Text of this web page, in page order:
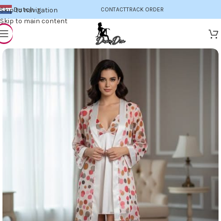
Skip to navigation
Skip to main content
Dutch ▼ CONTACTTRACK ORDER